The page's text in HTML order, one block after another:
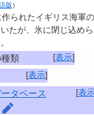
版 ）
られたイギリス海軍
たが、氷に閉じ込め
[表示]
類
[表示]
[表
タベース